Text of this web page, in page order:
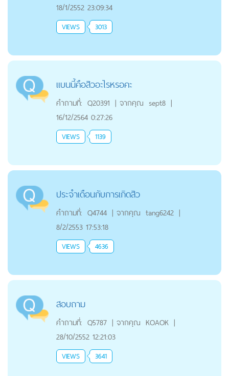
18/1/2552 23:09:34
VIEWS 3013
แบนนี้คือสิวอะไรหรอคะ
คำถามที่: Q20391 | จากคุณ sept8 |
16/12/2564 0:27:26
VIEWS 1139
ประจำเดือนกับการเกิดสิว
คำถามที่: Q4744 | จากคุณ tang6242 |
8/2/2553 17:53:18
VIEWS 4636
สอบถาม
คำถามที่: Q5787 | จากคุณ KOAOK |
28/10/2552 12:21:03
VIEWS 3641